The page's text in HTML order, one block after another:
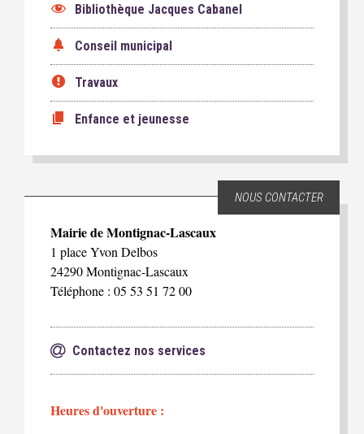
Bibliothèque Jacques Cabanel
Conseil municipal
Travaux
Enfance et jeunesse
NOUS CONTACTER
Mairie de Montignac-Lascaux
1 place Yvon Delbos
24290 Montignac-Lascaux
Téléphone : 05 53 51 72 00
Contactez nos services
Heures d'ouverture :